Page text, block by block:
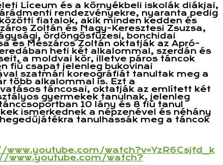
Líceum és a környékbeli iskolák diákjai,
rendezvényekre, nyaranta pedig
fiatalok, akik minden kedden és
Zoltán és Nagy-Keresztesi Zsuzsa,
ördöngösfüzesi, bonchidai
és Mészáros Zoltán oktatják az Apró-
heti két alkalommal, szerdán és
a moldvai kör, illetve páros táncok
fiú csapat jelenleg bukovinai
szatmári koreográfiát tanultak meg a
több alkalommal is. Ezt a
táncosai, oktatják az említett két
gyermekek tanulnak, jelenleg
10 lány és 8 fiú tanul
ismerkednek a népzenével és néhány
tanulhassák meg a táncok
www.youtube.com/watch?v=YzR6Csjfd_k
www.youtube.com/watch?